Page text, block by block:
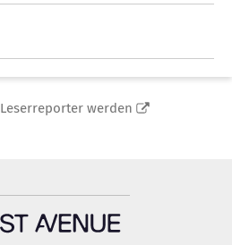
Leserreporter werden